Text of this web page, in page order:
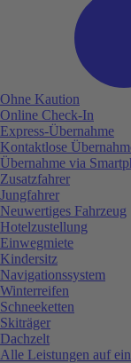
Ohne Kaution
Online Check-In
Express-Übernahme
Kontaktlose
Übernahme via
Zusatzfahrer
Jungfahrer
Neuwertiges Fahrzeug
Hotelzustellung
Einwegmiete
Kindersitz
Navigationssystem
Winterreifen
Schneeketten
Skiträger
Dachzelt
Alle Leistungen auf